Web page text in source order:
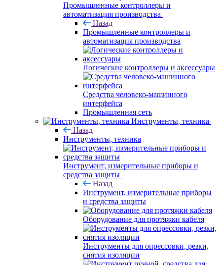
Промышленные контроллеры и
автоматизация производства
Назад
Промышленные контроллеры и
автоматизация производства
Логические контроллеры и аксессуары
Средства человеко-машинного
интерфейса
Промышленная сеть
Инструменты, техника
Назад
Инструменты, техника
Инструмент, измерительные приборы и
средства защиты
Назад
Инструмент, измерительные приборы
и средства защиты
Оборудование для протяжки кабеля
Инструменты для опрессовки, резки,
снятия изоляции